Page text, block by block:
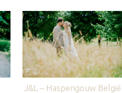
J&L – Haspengouw België